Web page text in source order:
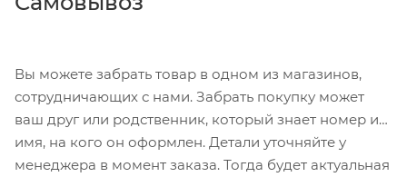
Вы можете забрать товар в одном из магазинов,
сотрудничающих с нами. Забрать покупку может
ваш друг или родственник, который знает номер и
имя, на кого он оформлен. Детали уточняйте у
менеджера в момент заказа. Тогда будет актуальная